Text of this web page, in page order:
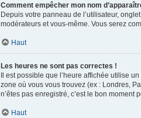
Comment empêcher mon nom
Depuis votre panneau de l’utilisateur,
modérateurs et vous-même. Vous serez
Haut
Les heures ne sont pas correctes !
Il est possible que l’heure affichée utilise
zone où vous vous trouvez (ex : Londres,
n’êtes pas enregistré, c’est le bon moment
Haut